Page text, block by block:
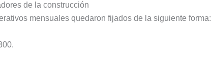
de la construcción
mensuales quedaron fijados de la siguiente forma: